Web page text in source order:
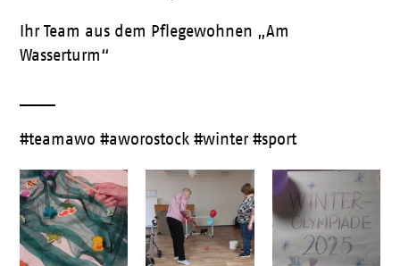
Ihr Team aus dem Pflegewohnen „Am
Wasserturm“
#teamawo #aworostock #winter #sport